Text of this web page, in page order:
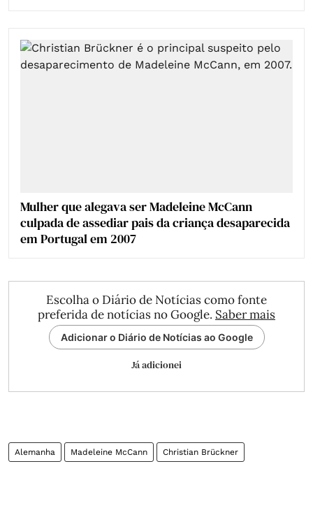
Mulher que alegava ser Madeleine McCann
culpada de assediar pais da criança desaparecida
em Portugal em 2007
Escolha o Diário de Notícias como fonte
preferida de notícias no Google. Saber mais
Adicionar o Diário de Notícias ao Google
Já adicionei
Alemanha Madeleine McCann Christian Brückner